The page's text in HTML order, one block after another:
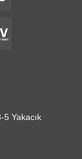
Yakacık